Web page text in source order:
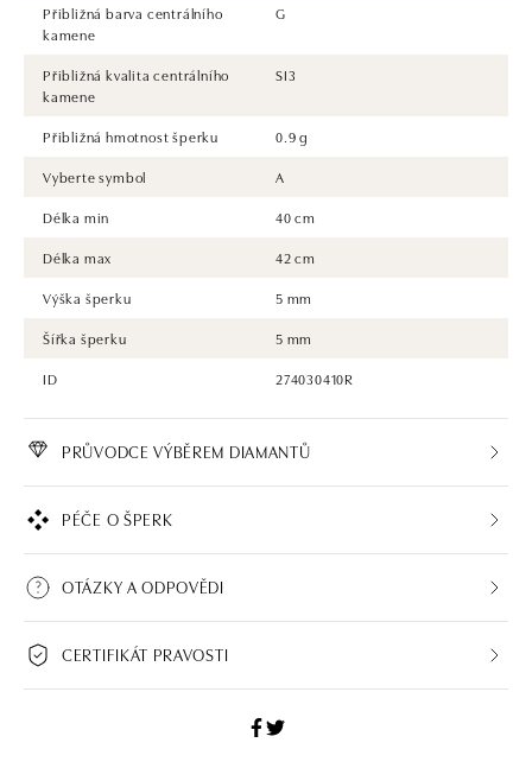
Přibližná barva centrálního
kamene
G
Přibližná kvalita centrálního
kamene
SI3
Přibližná hmotnost šperku
0.9 g
Vyberte symbol
A
Délka min
40 cm
Délka max
42 cm
Výška šperku
5 mm
Šířka šperku
5 mm
ID
274030410R
PRŮVODCE VÝBĚREM DIAMANTŮ
PÉČE O ŠPERK
OTÁZKY A ODPOVĚDI
CERTIFIKÁT PRAVOSTI